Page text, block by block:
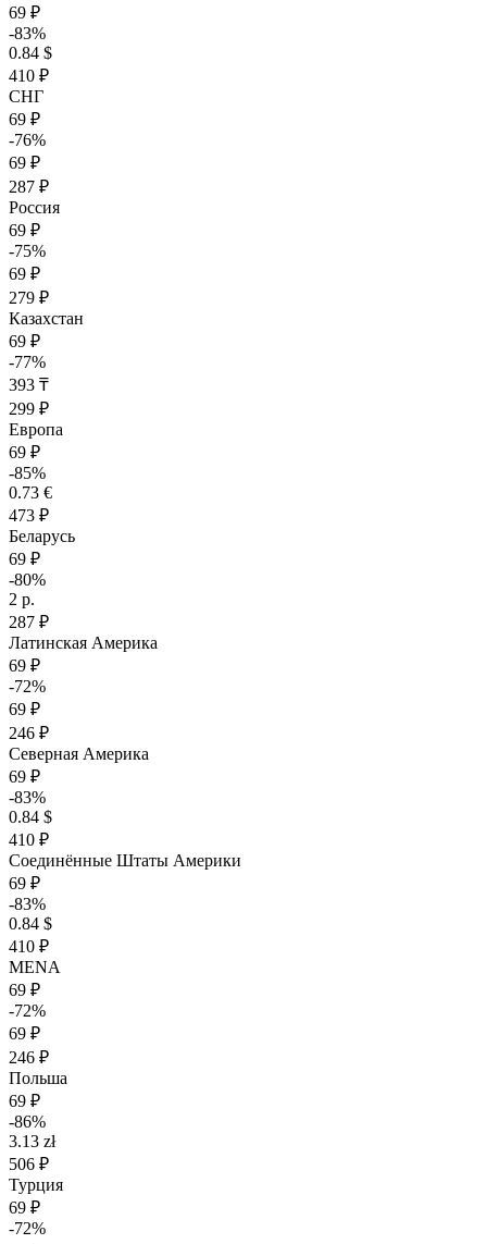
69 ₽
-83%
0.84 $
410 ₽
СНГ
69 ₽
-76%
69 ₽
287 ₽
Россия
69 ₽
-75%
69 ₽
279 ₽
Казахстан
69 ₽
-77%
393 ₸
299 ₽
Европа
69 ₽
-85%
0.73 €
473 ₽
Беларусь
69 ₽
-80%
2 р.
287 ₽
Латинская Америка
69 ₽
-72%
69 ₽
246 ₽
Северная Америка
69 ₽
-83%
0.84 $
410 ₽
Соединённые Штаты Америки
69 ₽
-83%
0.84 $
410 ₽
MENA
69 ₽
-72%
69 ₽
246 ₽
Польша
69 ₽
-86%
3.13 zł
506 ₽
Турция
69 ₽
-72%